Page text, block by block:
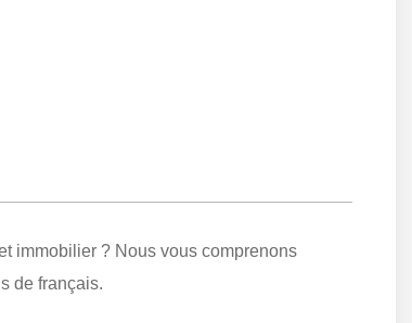
immobilier ? Nous vous comprenons
de français.